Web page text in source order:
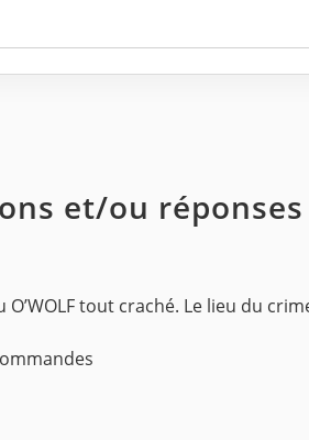
et/ou réponses
tout craché. Le lieu du